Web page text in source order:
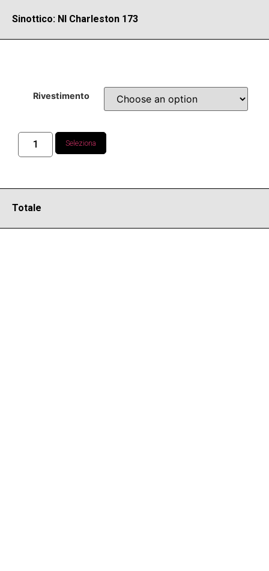
Sinottico: NI Charleston 173
Rivestimento
Seleziona
Totale